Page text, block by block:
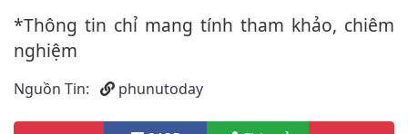
*Thông tin chỉ mang tính tham khảo, chiêm
nghiệm
Nguồn Tin: phunutoday